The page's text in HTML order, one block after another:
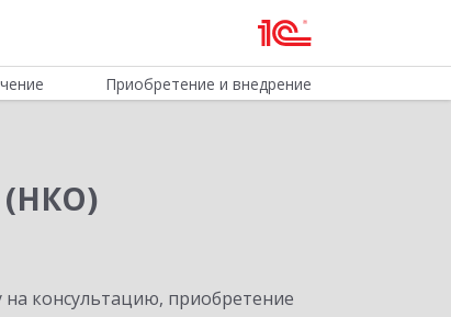
Приобретение и внедрение
(НКО)
консультацию, приобретение